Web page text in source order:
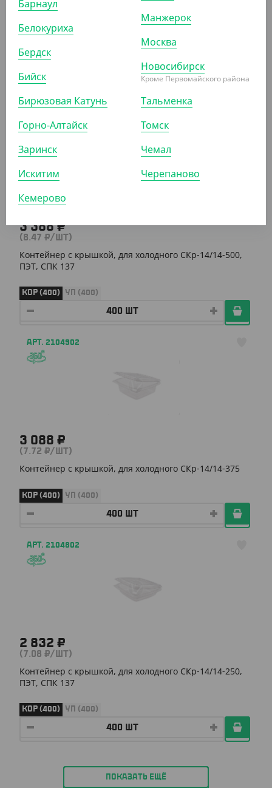
196.50 ₽
(3.93 ₽/ШТ)
Контейнер прозрачный 500мл. 179х132х34,4мм
УП (50)
АРТ. 2105004
3 388 ₽
(8.47 ₽/ШТ)
Контейнер с крышкой, для холодного СКр-14/14-500,
ПЭТ, СПК 137
КОР (400) УП (400)
АРТ. 2104902
3 088 ₽
(7.72 ₽/ШТ)
Контейнер с крышкой, для холодного СКр-14/14-375
КОР (400) УП (400)
АРТ. 2104802
2 832 ₽
(7.08 ₽/ШТ)
Контейнер с крышкой, для холодного СКр-14/14-250,
ПЭТ, СПК 137
КОР (400) УП (400)
ПОКАЗАТЬ ЕЩЁ
Барнаул
Белокуриха
Бердск
Бийск
Бирюзовая Катунь
Горно-Алтайск
Заринск
Искитим
Кемерово
Манжерок
Москва
Новосибирск
Кроме Первомайского района
Тальменка
Томск
Чемал
Черепаново